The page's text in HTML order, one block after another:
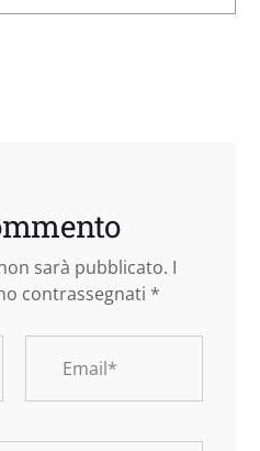
sarà pubblicato. I
contrassegnati *